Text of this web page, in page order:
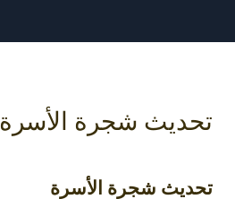
تحديث شجرة الأسرة
تحديث شجرة الأسرة